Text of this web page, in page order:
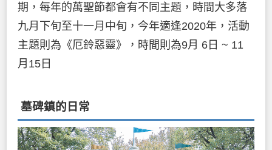
期，每年的萬聖節都會有不同主題，時間大多落
九月下旬至十一月中旬，今年適逢2020年，活動
主題則為《厄鈴惡靈》，時間則為9月 6日 ~ 11
月15日
墓碑鎮的日常